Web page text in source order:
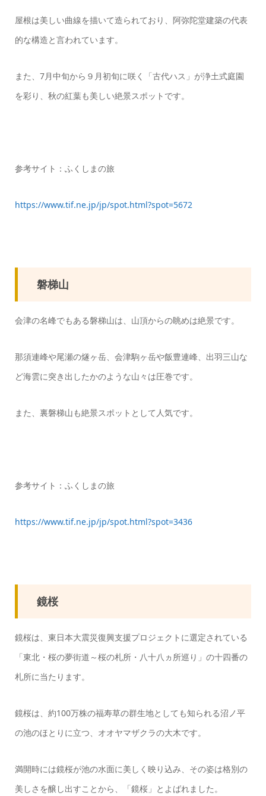
屋根は美しい曲線を描いて造られており、阿弥陀堂建築の代表
的な構造と言われています。
また、7月中旬から９月初旬に咲く「古代ハス」が浄土式庭園
を彩り、秋の紅葉も美しい絶景スポットです。
参考サイト：ふくしまの旅
https://www.tif.ne.jp/jp/spot.html?spot=5672
磐梯山
会津の名峰でもある磐梯山は、山頂からの眺めは絶景です。
那須連峰や尾瀬の燧ヶ岳、会津駒ヶ岳や飯豊連峰、出羽三山な
ど海雲に突き出したかのような山々は圧巻です。
また、裏磐梯山も絶景スポットとして人気です。
参考サイト：ふくしまの旅
https://www.tif.ne.jp/jp/spot.html?spot=3436
鏡桜
鏡桜は、東日本大震災復興支援プロジェクトに選定されている
「東北・桜の夢街道～桜の札所・八十八ヵ所巡り」の十四番の
札所に当たります。
鏡桜は、約100万株の福寿草の群生地としても知られる沼ノ平
の池のほとりに立つ、オオヤマザクラの大木です。
満開時には鏡桜が池の水面に美しく映り込み、その姿は格別の
美しさを醸し出すことから、「鏡桜」とよばれました。